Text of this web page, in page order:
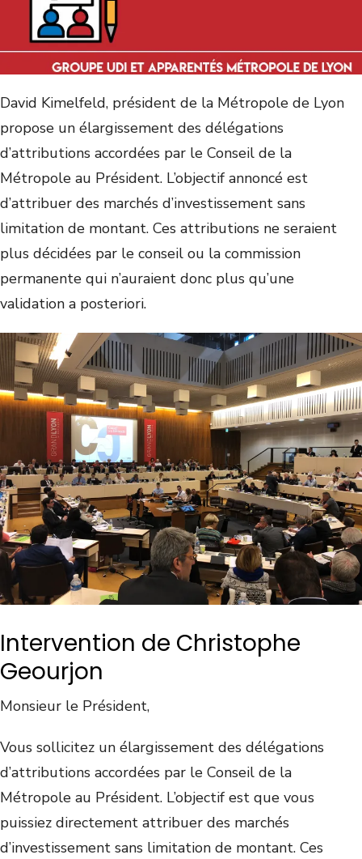
David Kimelfeld, président de la Métropole de Lyon
propose un élargissement des délégations
d’attributions accordées par le Conseil de la
Métropole au Président. L’objectif annoncé est
d’attribuer des marchés d’investissement sans
limitation de montant. Ces attributions ne seraient
plus décidées par le conseil ou la commission
permanente qui n’auraient donc plus qu’une
validation a posteriori.
Intervention de Christophe
Geourjon
Monsieur le Président,
Vous sollicitez un élargissement des délégations
d’attributions accordées par le Conseil de la
Métropole au Président. L’objectif est que vous
puissiez directement attribuer des marchés
d’investissement sans limitation de montant. Ces